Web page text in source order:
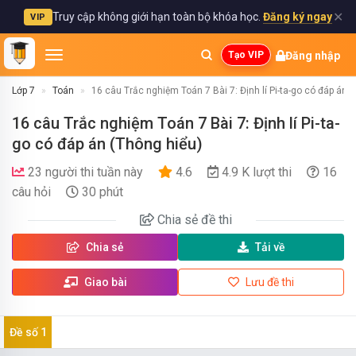
VIP Truy cập không giới hạn toàn bộ khóa học. Đăng ký ngay✕
Tạo VIP Đăng nhập
Lớp 7 Toán 16 câu Trắc nghiệm Toán 7 Bài 7: Định lí Pi-ta-go có đáp án
16 câu Trắc nghiệm Toán 7 Bài 7: Định lí Pi-ta-
go có đáp án (Thông hiểu)
23 người thi tuần này 4.6 4.9 K lượt thi
16
câu hỏi
30 phút
Chia sẻ đề thi
Chia sẻ
Giao bài
Tải về
Lưu đề thi
Đề số 1